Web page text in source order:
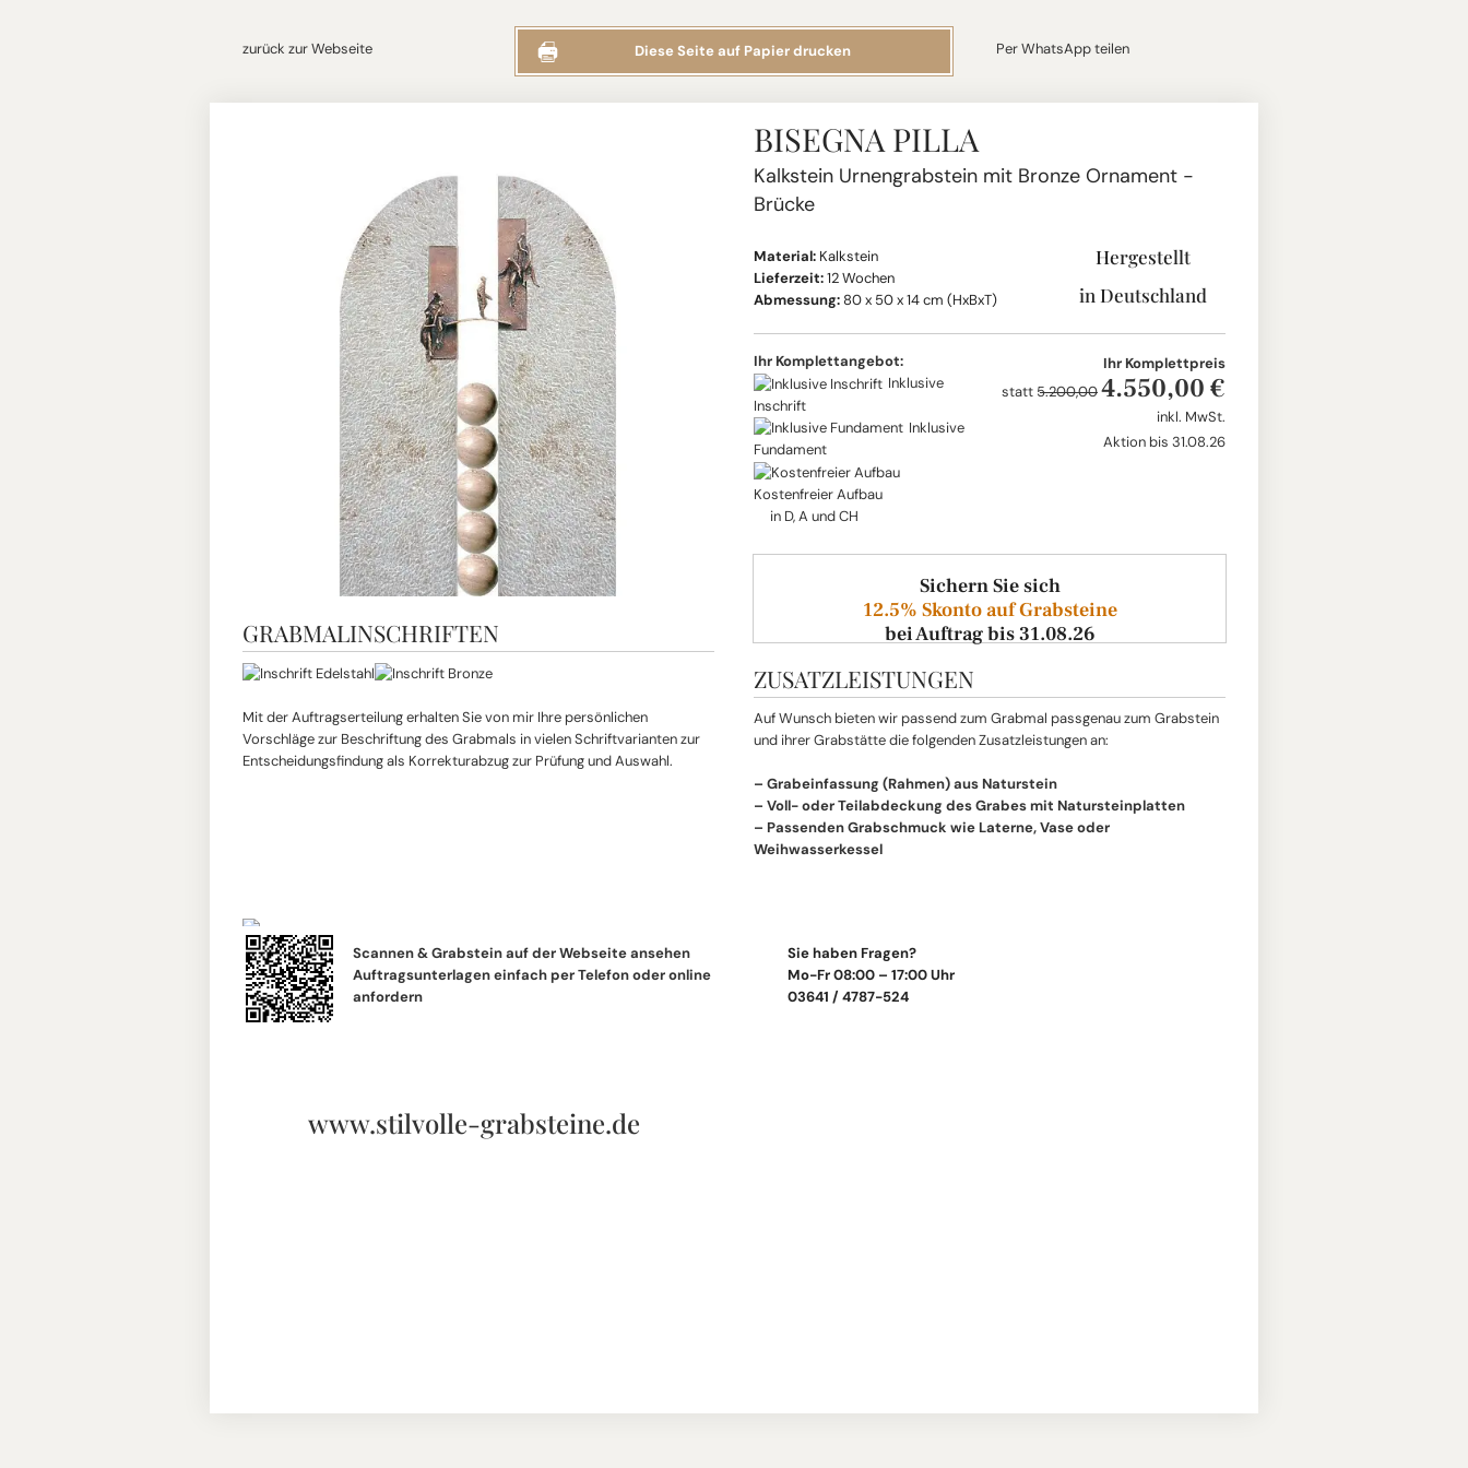
zurück zur Webseite Diese Seite auf Papier drucken Per WhatsApp teilen
GRABMALINSCHRIFTEN
Mit der Auftragserteilung erhalten Sie von mir Ihre persönlichen
Vorschläge zur Beschriftung des Grabmals in vielen Schriftvarianten zur
Entscheidungsfindung als Korrekturabzug zur Prüfung und Auswahl.
BISEGNA PILLA
Kalkstein Urnengrabstein mit Bronze Ornament -
Brücke
Material: Kalkstein
Lieferzeit:12 Wochen
Abmessung:80 x 50 x 14 cm (HxBxT)
Hergestellt
in Deutschland
Ihr Komplettangebot:
Inklusive
Inschrift
Inklusive
Fundament
Kostenfreier Aufbau
in D, A und CH
Ihr Komplettpreis
statt 5.200,004.550,00 €
inkl. MwSt.
Aktion bis 31.08.26
Sichern Sie sich
12.5% Skonto auf Grabsteine
bei Auftrag bis 31.08.26
ZUSATZLEISTUNGEN
Auf Wunsch bieten wir passend zum Grabmal passgenau zum Grabstein
und ihrer Grabstätte die folgenden Zusatzleistungen an:
– Grabeinfassung (Rahmen) aus Naturstein
– Voll- oder Teilabdeckung des Grabes mit Natursteinplatten
– Passenden Grabschmuck wie Laterne, Vase oder
Weihwasserkessel
Scannen & Grabstein auf der Webseite ansehen
Auftragsunterlagen einfach per Telefon oder online
anfordern
www.stilvolle-grabsteine.de
Sie haben Fragen?
Mo-Fr 08:00 – 17:00 Uhr
03641 / 4787-524